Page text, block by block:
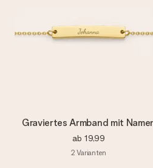
Graviertes Armband mit
ab 19,99
2 Varianten